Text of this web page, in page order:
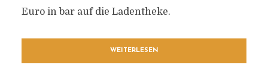
Euro in bar auf die Ladentheke.
WEITERLESEN